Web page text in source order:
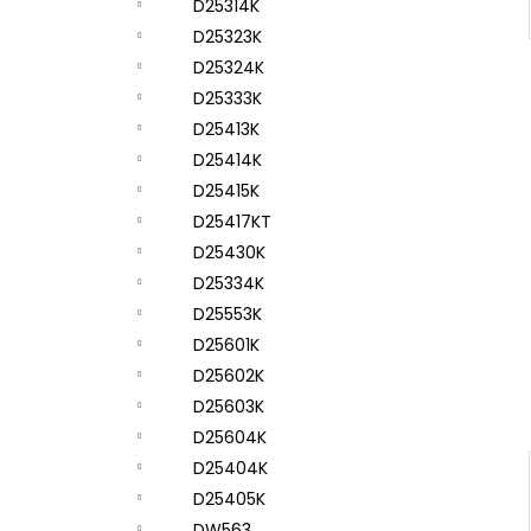
D25314K
D25323K
D25324K
D25333K
D25413K
D25414K
D25415K
D25417KT
D25430K
D25334K
D25553K
D25601K
D25602K
D25603K
D25604K
D25404K
D25405K